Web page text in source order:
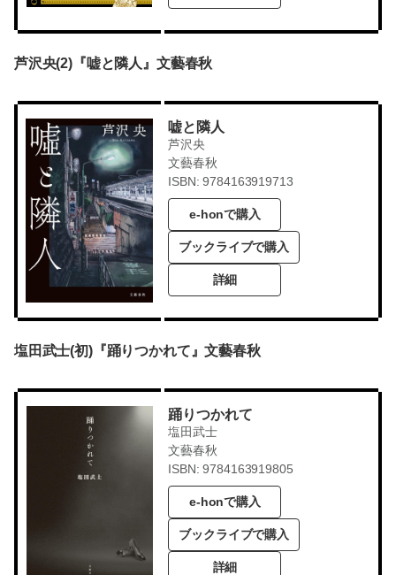
芦沢央(2)『嘘と隣人』文藝春秋
嘘と隣人
芦沢央
文藝春秋
ISBN: 9784163919713
e-honで購入
ブックライブで購入
詳細
塩田武士(初)『踊りつかれて』文藝春秋
踊りつかれて
塩田武士
文藝春秋
ISBN: 9784163919805
e-honで購入
ブックライブで購入
詳細